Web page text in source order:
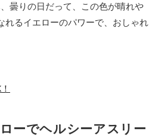
曇りの日だって、この色が晴れや
るイエローのパワーで、おしゃれ
ーでヘルシーアスリー